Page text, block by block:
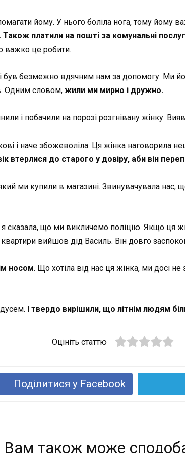
йому. У нього боліла нога, тому йому
платили на пошті за комунальні
важко це робити.
був безмежно вдячним нам за допомогу. Ми
Одним словом, жили ми мирно і дружно.
і побачили на порозі розгнівану жінку.
і наче збожеволіла. Ця жінка наговорила
втерлися до старого у довіру, аби він
ми купили в магазині. Звинувачувала
що ми викличемо поліцію. Якщо ця
квартири вийшов дід Василь. Він довго
носом. Що хотіла від нас ця жінка, ми досі
І твердо вирішили, що літнім людям
Оцініть статтю
Поділитися у Facebook
Вам також може